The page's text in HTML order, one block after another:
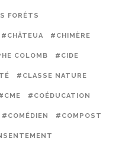
FORÊTS
#CHÂTEUA #CHIMÈRE
COLOMB #CIDE
#CLASSE NATURE
#COÉDUCATION
#COMÉDIEN #COMPOST